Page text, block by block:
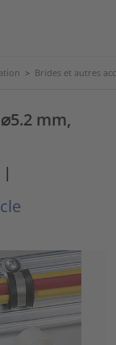
> Brides et autres
mm,
|